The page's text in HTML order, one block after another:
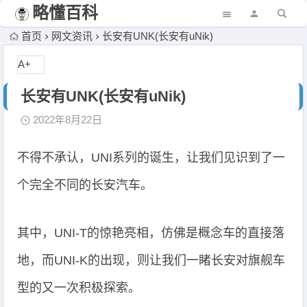
略懂百科
首页 网文资讯 长安有UNK(长安有uNik)
长安有UNK(长安有uNik)
2022年8月22日
不得不承认，UNI系列的诞生，让我们见识到了一
个完全不同的长安汽车。
其中，UNI-T的惊艳亮相，仿佛是概念车的直接落
地，而UNI-K的出现，则让我们一睹长安对旗舰车
型的又一次积极探索。
A+